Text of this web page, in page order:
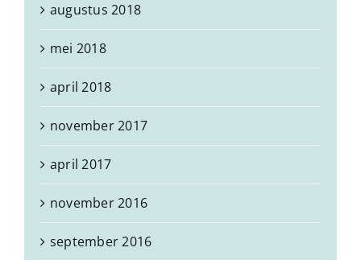
augustus 2018
mei 2018
april 2018
november 2017
april 2017
november 2016
september 2016